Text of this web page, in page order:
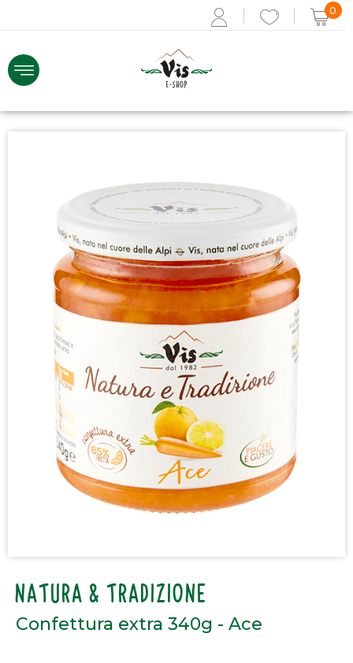
NATURA & TRADIZIONE
Confettura extra 340g - Ace
Recupera i dati
Se non sei registrato,REGISTRATI ORA
0